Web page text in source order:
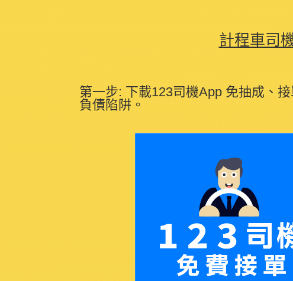
計程車司
第一步: 下載123司機App 免抽成、
負債陷阱。